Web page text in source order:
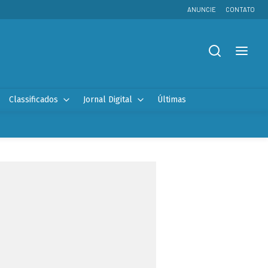
ANUNCIE CONTATO
Classificados Jornal Digital Últimas